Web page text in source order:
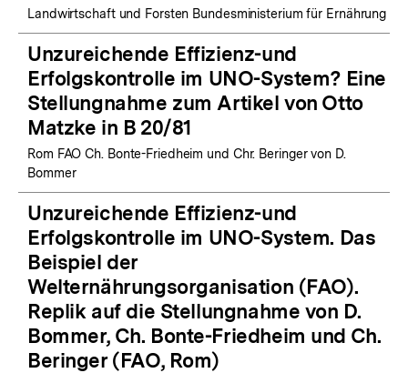
Landwirtschaft und Forsten Bundesministerium für Ernährung
Unzureichende Effizienz-und
Erfolgskontrolle im UNO-System? Eine
Stellungnahme zum Artikel von Otto
Matzke in B 20/81
Rom FAO Ch. Bonte-Friedheim und Chr. Beringer von D.
Bommer
Unzureichende Effizienz-und
Erfolgskontrolle im UNO-System. Das
Beispiel der
Welternährungsorganisation (FAO).
Replik auf die Stellungnahme von D.
Bommer, Ch. Bonte-Friedheim und Ch.
Beringer (FAO, Rom)